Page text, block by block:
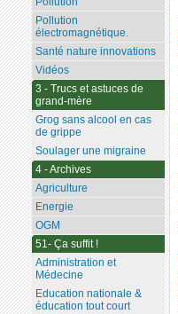
Pollution
électromagnétique.
Santé nature innovations
Vidéos
3 - Trucs et astuces de
grand-mère
Grog sans alcool en cas
de grippe
Soulager une migraine
4 - Archives
Agriculture
Energie
OGM
51- Ça suffit !
Administration et
Médecine
Education nationale &
éducation tout court